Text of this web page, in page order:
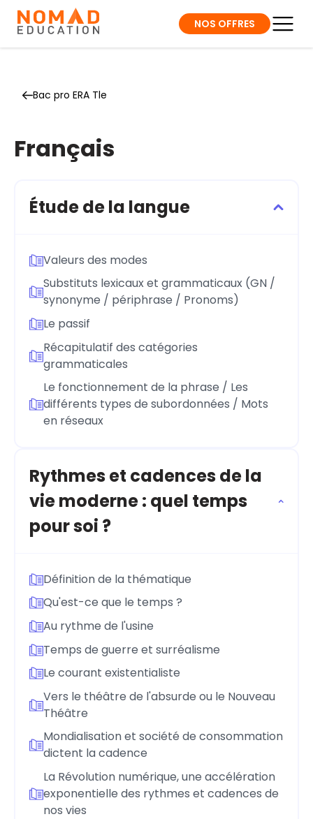
NOS OFFRES
Bac pro ERA Tle
Français
Étude de la langue
Valeurs des modes
Substituts lexicaux et grammaticaux (GN /
synonyme / périphrase / Pronoms)
Le passif
Récapitulatif des catégories
grammaticales
Le fonctionnement de la phrase / Les
différents types de subordonnées / Mots
en réseaux
Rythmes et cadences de la
vie moderne : quel temps
pour soi ?
Définition de la thématique
Qu'est-ce que le temps ?
Au rythme de l'usine
Temps de guerre et surréalisme
Le courant existentialiste
Vers le théâtre de l'absurde ou le Nouveau
Théâtre
Mondialisation et société de consommation
dictent la cadence
La Révolution numérique, une accélération
exponentielle des rythmes et cadences de
nos vies